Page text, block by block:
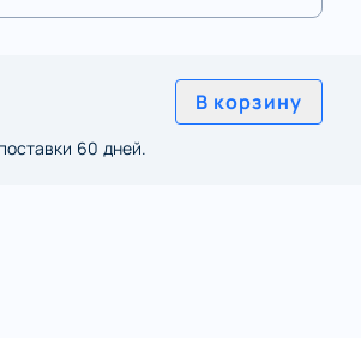
В корзину
60 дней.